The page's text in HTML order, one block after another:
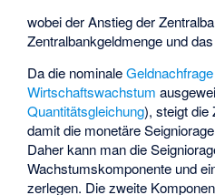
wobeider Anstieg der
Zentralbankgeldmenge und
Da die nominaleGeldnachfrage
Wirtschaftswachstum
Quantitätsgleichung), steigt die
damit die monetäre
Daher kann man die
Wachstumskomponente und
zerlegen. Die zweite